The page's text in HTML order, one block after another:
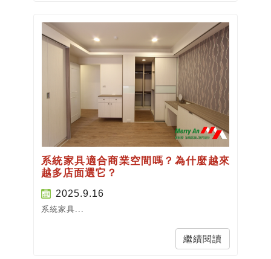
系統家具適合商業空間嗎？為什麼越來
越多店面選它？
2025.9.16
系統家具...
繼續閱讀